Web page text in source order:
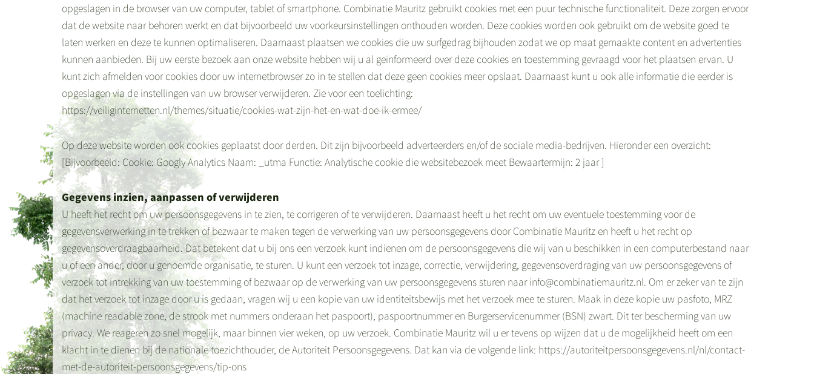
opgeslagen in de browser van uw computer, tablet of smartphone. Combinatie Mauritz gebruikt cookies met een puur technische functionaliteit. Deze zorgen ervoor
dat de website naar behoren werkt en dat bijvoorbeeld uw voorkeursinstellingen onthouden worden. Deze cookies worden ook gebruikt om de website goed te
laten werken en deze te kunnen optimaliseren. Daarnaast plaatsen we cookies die uw surfgedrag bijhouden zodat we op maat gemaakte content en advertenties
kunnen aanbieden. Bij uw eerste bezoek aan onze website hebben wij u al geïnformeerd over deze cookies en toestemming gevraagd voor het plaatsen ervan. U
kunt zich afmelden voor cookies door uw internetbrowser zo in te stellen dat deze geen cookies meer opslaat. Daarnaast kunt u ook alle informatie die eerder is
opgeslagen via de instellingen van uw browser verwijderen. Zie voor een toelichting:
https://veiliginternetten.nl/themes/situatie/cookies-wat-zijn-het-en-wat-doe-ik-ermee/
Op deze website worden ook cookies geplaatst door derden. Dit zijn bijvoorbeeld adverteerders en/of de sociale media-bedrijven. Hieronder een overzicht:
[Bijvoorbeeld: Cookie: Googly Analytics Naam: _utma Functie: Analytische cookie die websitebezoek meet Bewaartermijn: 2 jaar ]
Gegevens inzien, aanpassen of verwijderen
U heeft het recht om uw persoonsgegevens in te zien, te corrigeren of te verwijderen. Daarnaast heeft u het recht om uw eventuele toestemming voor de
gegevensverwerking in te trekken of bezwaar te maken tegen de verwerking van uw persoonsgegevens door Combinatie Mauritz en heeft u het recht op
gegevensoverdraagbaarheid. Dat betekent dat u bij ons een verzoek kunt indienen om de persoonsgegevens die wij van u beschikken in een computerbestand naar
u of een ander, door u genoemde organisatie, te sturen. U kunt een verzoek tot inzage, correctie, verwijdering, gegevensoverdraging van uw persoonsgegevens of
verzoek tot intrekking van uw toestemming of bezwaar op de verwerking van uw persoonsgegevens sturen naar info@combinatiemauritz.nl. Om er zeker van te zijn
dat het verzoek tot inzage door u is gedaan, vragen wij u een kopie van uw identiteitsbewijs met het verzoek mee te sturen. Maak in deze kopie uw pasfoto, MRZ
(machine readable zone, de strook met nummers onderaan het paspoort), paspoortnummer en Burgerservicenummer (BSN) zwart. Dit ter bescherming van uw
privacy. We reageren zo snel mogelijk, maar binnen vier weken, op uw verzoek. Combinatie Mauritz wil u er tevens op wijzen dat u de mogelijkheid heeft om een
klacht in te dienen bij de nationale toezichthouder, de Autoriteit Persoonsgegevens. Dat kan via de volgende link: https://autoriteitpersoonsgegevens.nl/nl/contact-
met-de-autoriteit-persoonsgegevens/tip-ons